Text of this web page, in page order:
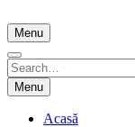
to
content
Menu
Search
for:
Search
Menu
Acasă